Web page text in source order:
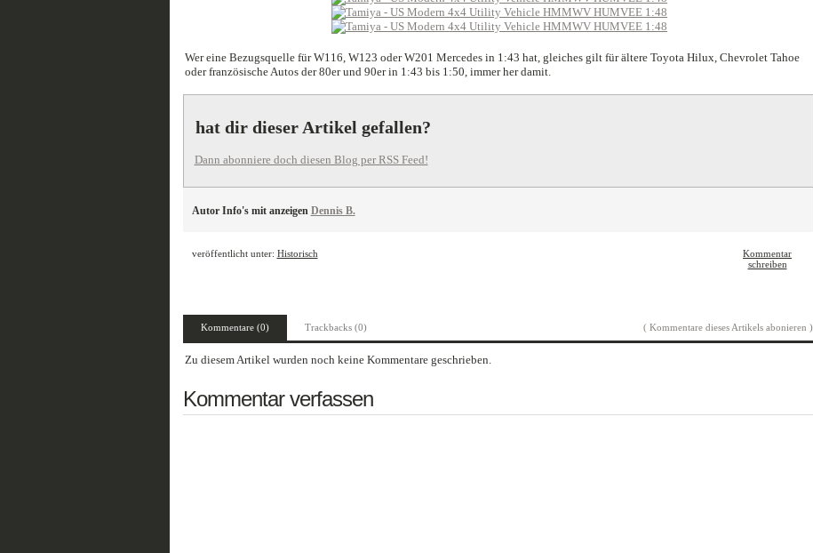
Wer eine Bezugsquelle für W116, W123 oder W201 Mercedes in 1:43 hat, gleiches gilt für ältere Toyota Hilux, Chevrolet Tahoe
oder französische Autos der 80er und 90er in 1:43 bis 1:50, immer her damit.
hat dir dieser Artikel gefallen?
Dann abonniere doch diesen Blog per RSS Feed!
Autor Info's mit anzeigen Dennis B.
veröffentlicht unter: Historisch
Kommentar
schreiben
Kommentare (0) Trackbacks (0) ( Kommentare dieses Artikels abonieren )
Zu diesem Artikel wurden noch keine Kommentare geschrieben.
Kommentar verfassen